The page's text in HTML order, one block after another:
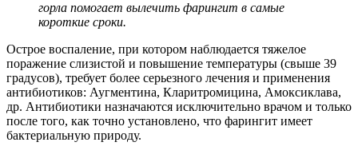
горла помогает вылечить фарингит в самые
короткие сроки.
Острое воспаление, при котором наблюдается тяжелое
поражение слизистой и повышение температуры (свыше 39
градусов), требует более серьезного лечения и применения
антибиотиков: Аугментина, Кларитромицина, Амоксиклава,
др. Антибиотики назначаются исключительно врачом и только
после того, как точно установлено, что фарингит имеет
бактериальную природу.